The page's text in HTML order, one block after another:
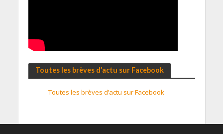
Toutes les brèves d’actu sur Facebook
Toutes les brèves d’actu sur Facebook